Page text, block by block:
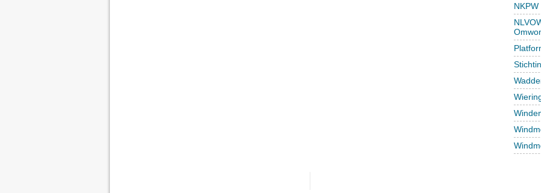
NKPW